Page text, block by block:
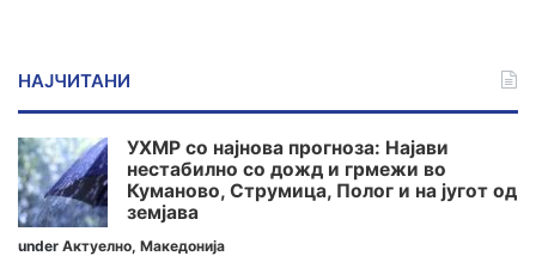
НАЈЧИТАНИ
УХМР со најнова прогноза: Најави
нестабилно со дожд и грмежи во
Куманово, Струмица, Полог и на југот од
земјава
under Актуелно, Македонија